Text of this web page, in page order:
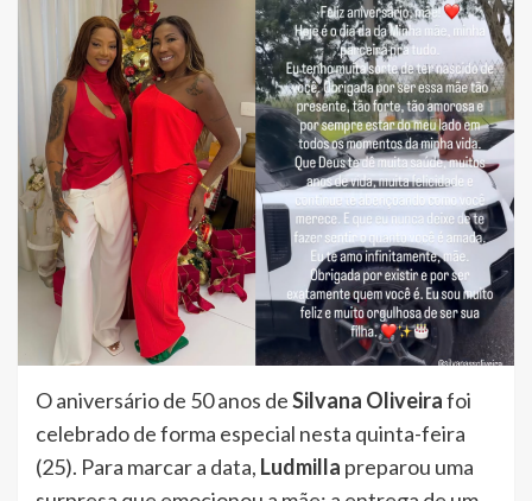
O aniversário de 50 anos deSilvana Oliveirafoi
celebrado de forma especial nesta quinta-feira
(25). Para marcar a data, Ludmilla preparou uma